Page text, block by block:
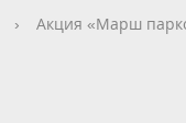
деятельности
и акцииинициативы
по
карта
путешественников
› Акция «Марш